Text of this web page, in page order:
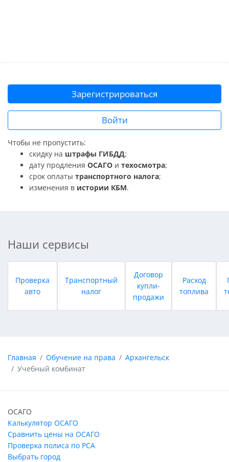
Зарегистрироваться
Войти
Чтобы не пропустить:
скидку на штрафы ГИБДД;
дату продления ОСАГО и техосмотра;
срок оплаты транспортного налога;
изменения в истории КБМ.
Наши сервисы
Проверка
авто
Транспортный
налог
Договор
купли-
продажи
Расход
топлива
Главная Обучение на права
Архангельск
Учебный комбинат
ОСАГО
Калькулятор ОСАГО
Сравнить цены на ОСАГО
Проверка полиса по РСА
Выбрать город